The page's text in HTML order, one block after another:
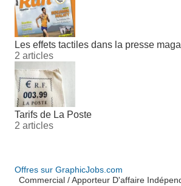
Les effets tactiles dans la presse
2 articles
Tarifs de La Poste
2 articles
Offres sur GraphicJobs.com
Commercial / Apporteur D'affaire